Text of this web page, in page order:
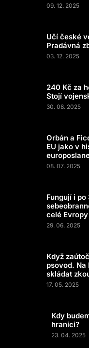
09. 12. 2025
Učí české
Pradávná
03. 12. 2025
240 Kč za
Stojí
30. 08. 2025
Orbán a
EU jako v
08. 07. 2025
Fungují i
celé Evropy
29. 06. 2025
Když
psovod.
skládat
17. 05. 2025
Kdy
hranici?
23. 04. 2025